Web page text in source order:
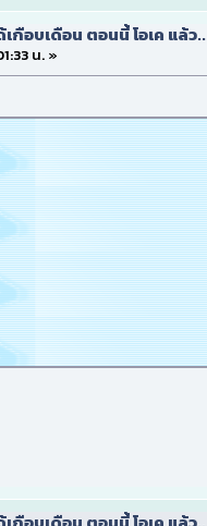
กือบเดือน ตอนนี้ โอเค แล้ว..
น. »